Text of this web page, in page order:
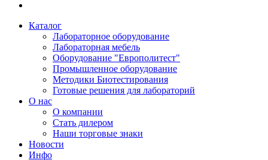
Каталог
Лабораторное оборудование
Лабораторная мебель
Оборудование "Европолитест"
Промышленное оборудование
Методики Биотестирования
Готовые решения для лабораторий
О нас
О компании
Стать дилером
Наши торговые знаки
Новости
Инфо